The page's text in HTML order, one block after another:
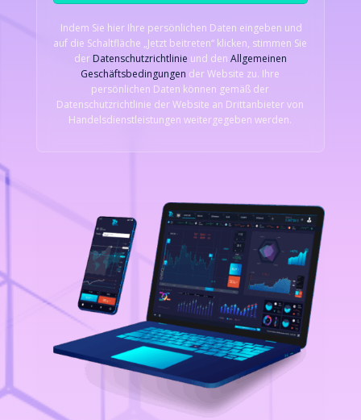
Indem Sie hier Ihre persönlichen Daten eingeben und
auf die Schaltfläche „Jetzt beitreten“ klicken, stimmen Sie
der Datenschutzrichtlinie und den Allgemeinen
Geschäftsbedingungen der Website zu. Ihre
persönlichen Daten können gemäß der
Datenschutzrichtlinie der Website an Drittanbieter von
Handelsdienstleistungen weitergegeben werden.